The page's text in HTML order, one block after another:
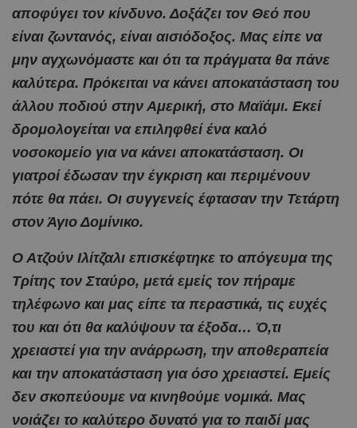
αποφύγει τον κίνδυνο. Δοξάζει τον Θεό που
είναι ζωντανός, είναι αισιόδοξος. Μας είπε να
μην αγχωνόμαστε και ότι τα πράγματα θα πάνε
καλύτερα. Πρόκειται να κάνει αποκατάσταση του
άλλου ποδιού στην Αμερική, στο Μαϊάμι. Εκεί
δρομολογείται να επιληφθεί ένα καλό
νοσοκομείο για να κάνει αποκατάσταση. Οι
γιατροί έδωσαν την έγκριση και περιμένουν
πότε θα πάει. Οι συγγενείς έφτασαν την Τετάρτη
στον Άγιο Δομίνικο.
Ο Ατζούν Ιλίτζαλι επισκέφτηκε το απόγευμα της
Τρίτης τον Σταύρο, μετά εμείς τον πήραμε
τηλέφωνο και μας είπε τα περαστικά, τις ευχές
του και ότι θα καλύψουν τα έξοδα… Ό,τι
χρειαστεί για την ανάρρωση, την αποθεραπεία
και την αποκατάσταση για όσο χρειαστεί. Εμείς
δεν σκοπεύουμε να κινηθούμε νομικά. Μας
νοιάζει το καλύτερο δυνατό για το παιδί μας